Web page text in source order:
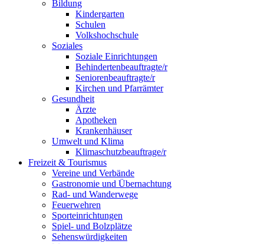
Bildung
Kindergarten
Schulen
Volkshochschule
Soziales
Soziale Einrichtungen
Behindertenbeauftragte/r
Seniorenbeauftragte/r
Kirchen und Pfarrämter
Gesundheit
Ärzte
Apotheken
Krankenhäuser
Umwelt und Klima
Klimaschutzbeauftrage/r
Freizeit & Tourismus
Vereine und Verbände
Gastronomie und Übernachtung
Rad- und Wanderwege
Feuerwehren
Sporteinrichtungen
Spiel- und Bolzplätze
Sehenswürdigkeiten